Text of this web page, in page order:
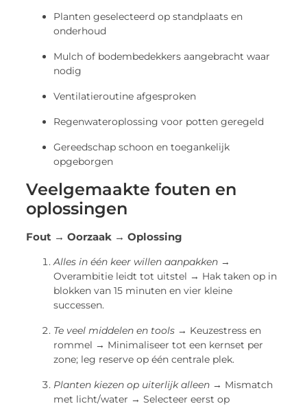
Planten geselecteerd op standplaats en
onderhoud
Mulch of bodembedekkers aangebracht waar
nodig
Ventilatieroutine afgesproken
Regenwateroplossing voor potten geregeld
Gereedschap schoon en toegankelijk
opgeborgen
Veelgemaakte fouten en
oplossingen
Fout → Oorzaak → Oplossing
Alles in één keer willen aanpakken →
Overambitie leidt tot uitstel → Hak taken op in
blokken van 15 minuten en vier kleine
successen.
Te veel middelen en tools → Keuzestress en
rommel → Minimaliseer tot een kernset per
zone; leg reserve op één centrale plek.
Planten kiezen op uiterlijk alleen → Mismatch
met licht/water → Selecteer eerst op